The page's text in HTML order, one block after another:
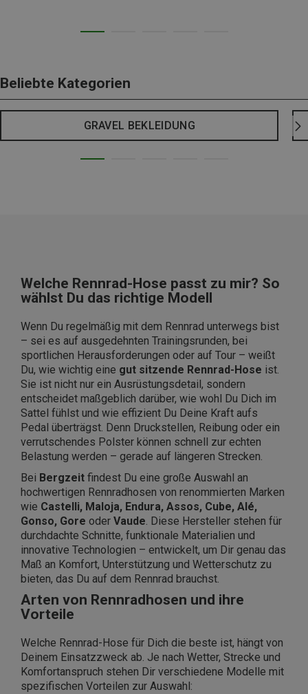
Beliebte Kategorien
GRAVEL BEKLEIDUNG
Welche Rennrad-Hose passt zu mir? So
wählst Du das richtige Modell
Wenn Du regelmäßig mit dem Rennrad unterwegs bist
– sei es auf ausgedehnten Trainingsrunden, bei
sportlichen Herausforderungen oder auf Tour – weißt
Du, wie wichtig eine gut sitzende Rennrad-Hose ist.
Sie ist nicht nur ein Ausrüstungsdetail, sondern
entscheidet maßgeblich darüber, wie wohl Du Dich im
Sattel fühlst und wie effizient Du Deine Kraft aufs
Pedal überträgst. Denn Druckstellen, Reibung oder ein
verrutschendes Polster können schnell zur echten
Belastung werden – gerade auf längeren Strecken.
Bei Bergzeit findest Du eine große Auswahl an
hochwertigen Rennradhosen von renommierten Marken
wie Castelli, Maloja, Endura, Assos, Cube, Alé,
Gonso, Gore oder Vaude. Diese Hersteller stehen für
durchdachte Schnitte, funktionale Materialien und
innovative Technologien – entwickelt, um Dir genau das
Maß an Komfort, Unterstützung und Wetterschutz zu
bieten, das Du auf dem Rennrad brauchst.
Arten von Rennradhosen und ihre
Vorteile
Welche Rennrad-Hose für Dich die beste ist, hängt von
Deinem Einsatzzweck ab. Je nach Wetter, Strecke und
Komfortanspruch stehen Dir verschiedene Modelle mit
spezifischen Vorteilen zur Auswahl: